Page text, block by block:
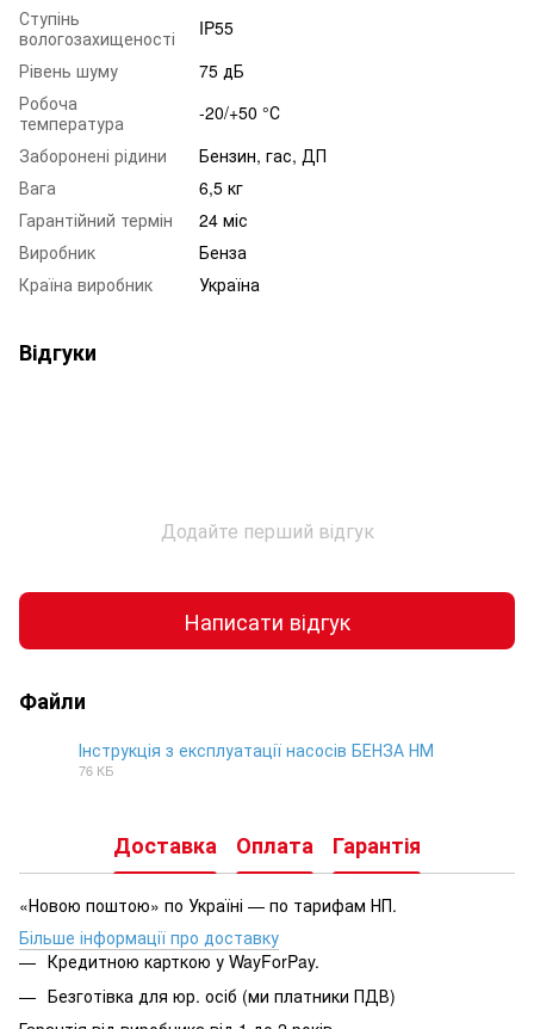
Ступінь
вологозахищеності
IP55
Рівень шуму
75 дБ
Робоча
температура
-20/+50 °С
Заборонені рідини
Бензин, гас, ДП
Вага
6,5 кг
Гарантійний термін
24 міс
Виробник
Бенза
Країна виробник
Україна
Відгуки
Додайте перший відгук
Написати відгук
Файли
Інструкція з експлуатації насосів БЕНЗА НМ
76 КБ
Доставка Оплата Гарантія
«Новою поштою» по Україні — по тарифам НП.
Більше інформації про доставку
Кредитною карткою у WayForPay.
Безготівка для юр. осіб (ми платники ПДВ)